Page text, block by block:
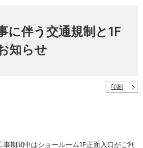
に伴う交通規制と1F
知らせ
印刷
期間中はショールーム1F正面入口がご利